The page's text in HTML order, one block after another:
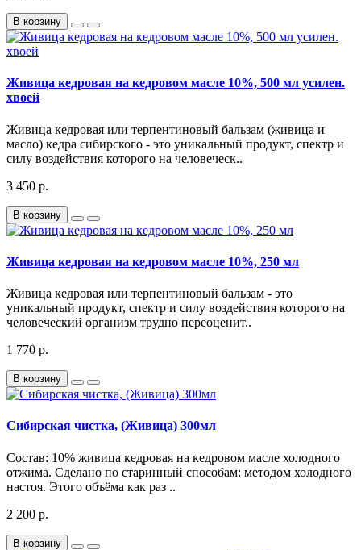
В корзину
Живица кедровая на кедровом масле 10%, 500 мл усилен.
хвоей
Живица кедровая или терпентиновый бальзам (живица и
масло) кедра сибирского - это уникальный продукт, спектр и
силу воздействия которого на человеческ..
3 450 р.
В корзину
Живица кедровая на кедровом масле 10%, 250 мл
Живица кедровая или терпентиновый бальзам - это
уникальный продукт, спектр и силу воздействия которого на
человеческий организм трудно переоценит..
1 770 р.
В корзину
Сибирская чистка, (Живица) 300мл
Состав: 10% живица кедровая на кедровом масле холодного
отжима. Сделано по старинный способам: методом холодного
настоя. Этого объёма как раз ..
2 200 р.
В корзину